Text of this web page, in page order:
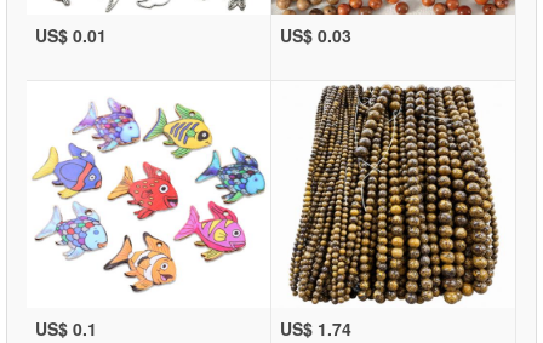
US$ 0.01 US$ 0.03
US$ 0.1 US$ 1.74